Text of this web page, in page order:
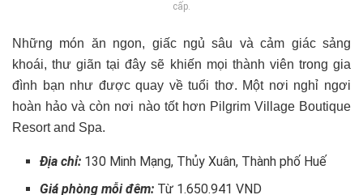
cấp.
Những món ăn ngon, giấc ngủ sâu và cảm giác sảng
khoái, thư giãn tại đây sẽ khiến mọi thành viên trong gia
đình bạn như được quay về tuổi thơ. Một nơi nghỉ ngơi
hoàn hảo và còn nơi nào tốt hơn Pilgrim Village Boutique
Resort and Spa.
Địa chỉ: 130 Minh Mạng, Thủy Xuân, Thành phố Huế
Giá phòng mỗi đêm: Từ 1.650.941 VND